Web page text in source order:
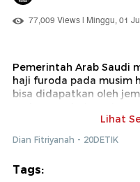
77,009 Views | Minggu, 01
Pemerintah Arab Saudi
haji furoda pada musim
bisa didapatkan oleh
kini telah berada di
Lihat
Dian Fitriyanah - 20DETIK
Tags: